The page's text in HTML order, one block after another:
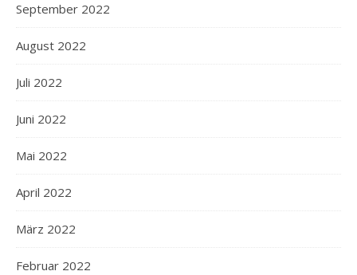
September 2022
August 2022
Juli 2022
Juni 2022
Mai 2022
April 2022
März 2022
Februar 2022